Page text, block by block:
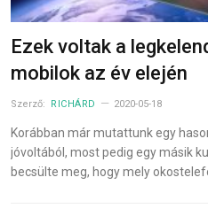
Ezek voltak a
mobilok az év elején
Szerző: RICHÁRD 2020-05-18
Korábban már mutattunk egy
jóvoltából, most pedig egy másik
becsülte meg, hogy mely